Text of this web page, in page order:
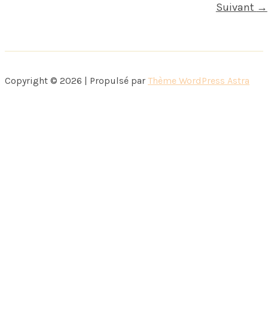
Suivant →
Copyright © 2026 | Propulsé par Thème WordPress Astra